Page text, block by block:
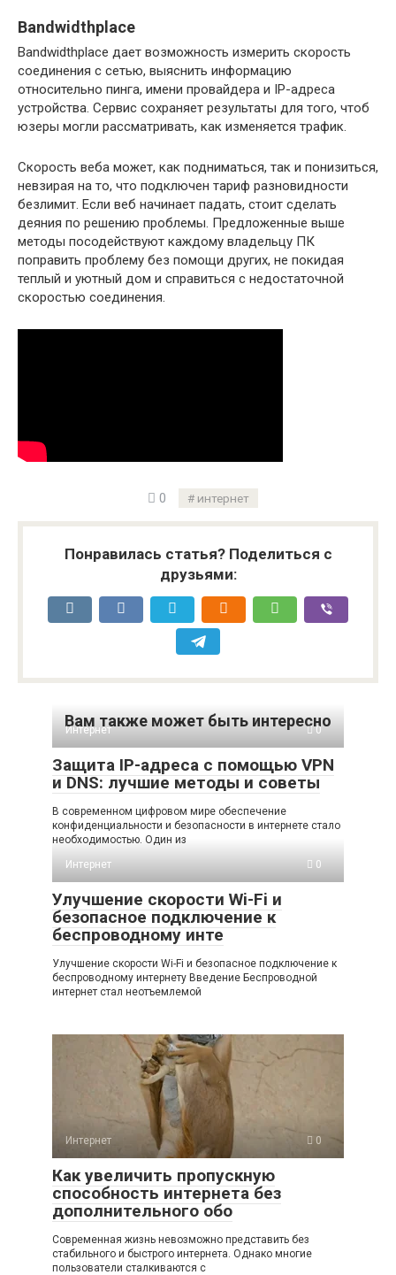
Bandwidthplace
Bandwidthplace дает возможность измерить скорость
соединения с сетью, выяснить информацию
относительно пинга, имени провайдера и IP-адреса
устройства. Сервис сохраняет результаты для того, чтоб
юзеры могли рассматривать, как изменяется трафик.
Скорость веба может, как подниматься, так и понизиться,
невзирая на то, что подключен тариф разновидности
безлимит. Если веб начинает падать, стоит сделать
деяния по решению проблемы. Предложенные выше
методы посодействуют каждому владельцу ПК
поправить проблему без помощи других, не покидая
теплый и уютный дом и справиться с недостаточной
скоростью соединения.
0 интернет
Понравилась статья? Поделиться с
друзьями:
Вам также может быть интересно
Интернет 0
Защита IP-адреса с помощью VPN
и DNS: лучшие методы и советы
В современном цифровом мире обеспечение
конфиденциальности и безопасности в интернете стало
необходимостью. Один из
Интернет
0
Улучшение скорости Wi-Fi и
безопасное подключение к
беспроводному инте
Улучшение скорости Wi-Fi и безопасное подключение к
беспроводному интернету Введение Беспроводной
интернет стал неотъемлемой
Интернет 0
Как увеличить пропускную
способность интернета без
дополнительного обо
Современная жизнь невозможно представить без
стабильного и быстрого интернета. Однако многие
пользователи сталкиваются с